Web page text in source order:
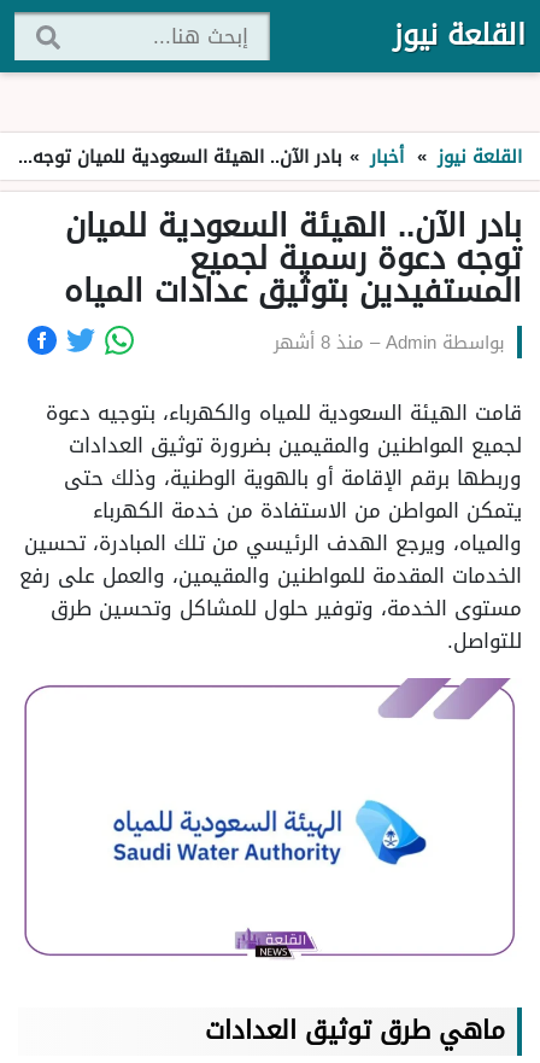
القلعة نيوز
القلعة نيوز » أخبار » بادر الآن.. الهيئة السعودية للميان توجه دعوة رسمية لجميع المستفيدين بتوثيق عدادات المياه
بادر الآن.. الهيئة السعودية للميان
توجه دعوة رسمية لجميع
المستفيدين بتوثيق عدادات المياه
بواسطة Admin
– منذ 8 أشهر
قامت الهيئة السعودية للمياه والكهرباء، بتوجيه دعوة
لجميع المواطنين والمقيمين بضرورة توثيق العدادات
وربطها برقم الإقامة أو بالهوية الوطنية، وذلك حتى
يتمكن المواطن من الاستفادة من خدمة الكهرباء
والمياه، ويرجع الهدف الرئيسي من تلك المبادرة، تحسين
الخدمات المقدمة للمواطنين والمقيمين، والعمل على رفع
مستوى الخدمة، وتوفير حلول للمشاكل وتحسين طرق
للتواصل.
ماهي طرق توثيق العدادات